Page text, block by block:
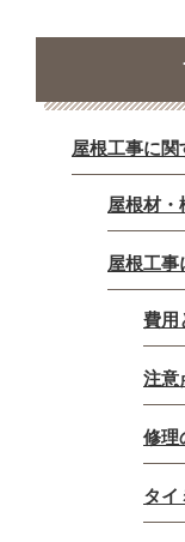
屋根工事に
屋根材・
屋根工事
費用
注意
修理
タイ